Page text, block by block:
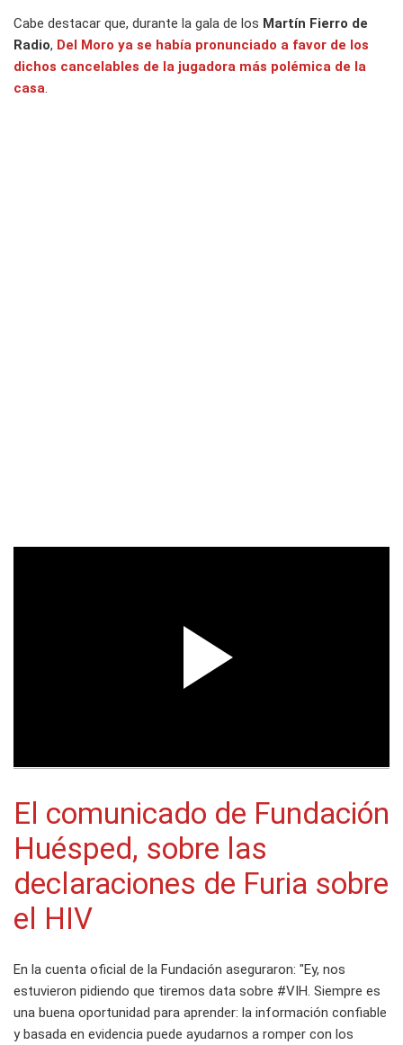
Cabe destacar que, durante la gala de los Martín Fierro de
Radio, Del Moro ya se había pronunciado a favor de los
dichos cancelables de la jugadora más polémica de la
casa.
El comunicado de Fundación
Huésped, sobre las
declaraciones de Furia sobre
el HIV
En la cuenta oficial de la Fundación aseguraron: "Ey, nos
estuvieron pidiendo que tiremos data sobre #VIH. Siempre es
una buena oportunidad para aprender: la información confiable
y basada en evidencia puede ayudarnos a romper con los